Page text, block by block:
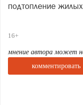
подтопление
чёткой координации.
Перед стартом
сил и средств
16+
мнение автора может
комментировать